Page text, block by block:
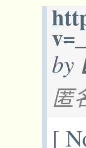
by
匿
[